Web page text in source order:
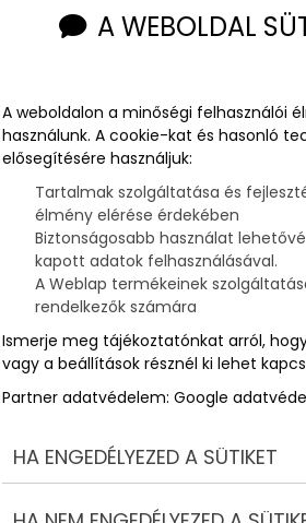
jelent, amikor azzal a kérdéssel kell
Van ennek piaca? És kinek? A
lépések, amelyeket megtehetsz,
a munkád iránt.
A WEBOLDAL
A weboldalon a minőségi felhasználói
használunk. A cookie-kat és hasonló
elősegítésére használjuk:
Tartalmak szolgáltatása és
élmény elérése érdekében
Biztonságosabb használat
kapott adatok felhasználásával.
A Weblap termékeinek
rendelkezők számára
Ismerje meg tájékoztatónkat arról,
vagy a beállítások résznél ki lehet
Partner adatvédelem: Google
HA ENGEDÉLYEZED A SÜTIKET